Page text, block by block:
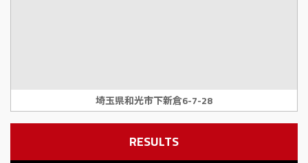
埼玉県和光市下新倉6-7-28
RESULTS